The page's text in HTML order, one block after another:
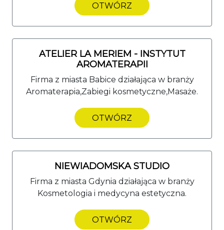
OTWÓRZ
ATELIER LA MERIEM - INSTYTUT
AROMATERAPII
Firma z miasta Babice działająca w branży
Aromaterapia,Zabiegi kosmetyczne,Masaże.
OTWÓRZ
NIEWIADOMSKA STUDIO
Firma z miasta Gdynia działająca w branży
Kosmetologia i medycyna estetyczna.
OTWÓRZ